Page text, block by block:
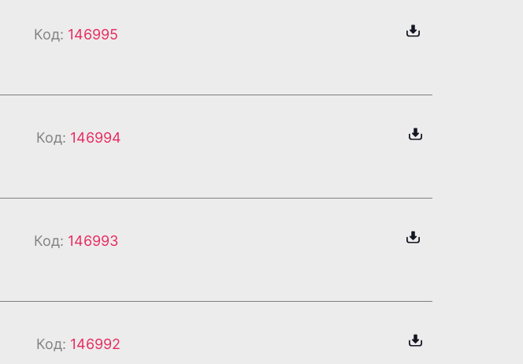
Код: 146995
Код: 146994
Код: 146993
Код: 146992